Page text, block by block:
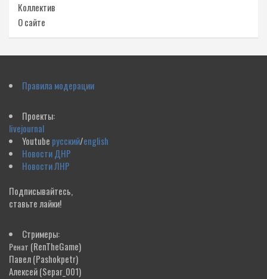
Коллектив
О сайте
Правила модерации
Проекты:
livejournal
Youtube русский/english
Новости ДНР
Новости ЛНР
Подписывайтесь,
ставьте лайки!
Стримеры:
Ренат (RenTheGame)
Павел(Pashokpetr)
Алексей(Separ_001)